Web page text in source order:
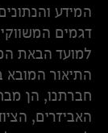
המידע
דגמים
למועד הבאת
התיאור המובא
חברתנו, הן
האביזרים,